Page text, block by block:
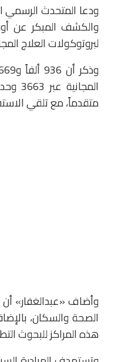
ودعا المتحدث الرسمي
والكشف المبكر عن
لبروتوكولات العلاج
متقدماً، مع تلقي الاستفسارات عبر
هذه المراكز للبحوث